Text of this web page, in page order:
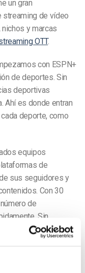
un gran
streaming de vídeo
y marcas
OTT.
con ESPN+
de deportes. Sin
deportivas
Ahí es donde entran
deporte, como
equipos
de
sus seguidores y
Con 30
de
Sin
de
de medios,